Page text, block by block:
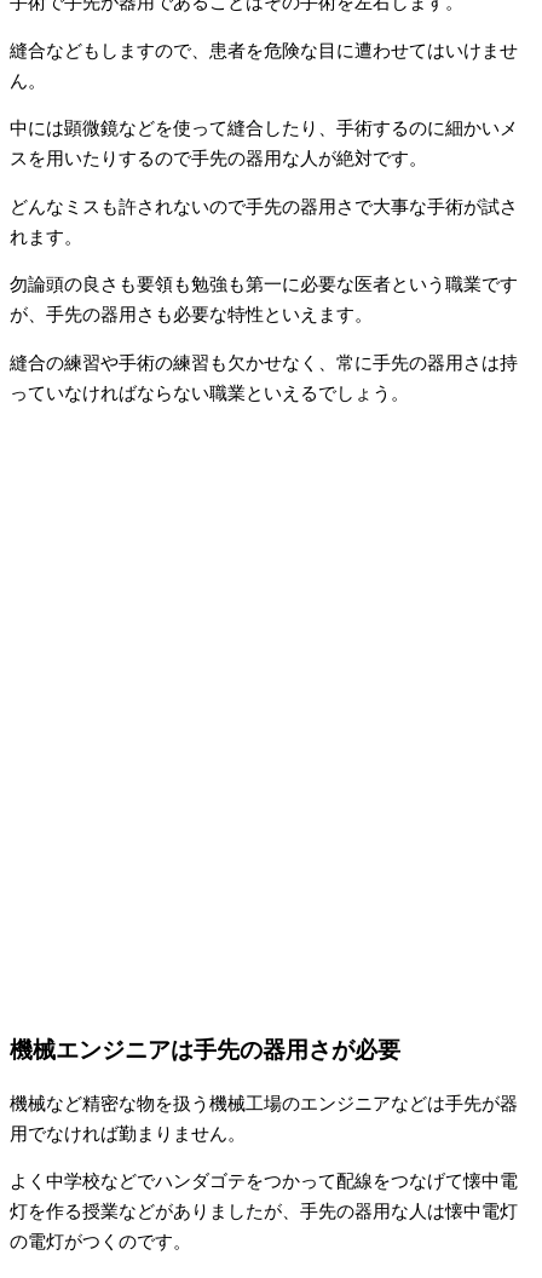
縫合などもしますので、患者を危険な目に遭わせてはいけませ
ん。
中には顕微鏡などを使って縫合したり、手術するのに細かいメ
スを用いたりするので手先の器用な人が絶対です。
どんなミスも許されないので手先の器用さで大事な手術が試さ
れます。
勿論頭の良さも要領も勉強も第一に必要な医者という職業です
が、手先の器用さも必要な特性といえます。
縫合の練習や手術の練習も欠かせなく、常に手先の器用さは持
っていなければならない職業といえるでしょう。
機械エンジニアは手先の器用さが必要
機械など精密な物を扱う機械工場のエンジニアなどは手先が器
用でなければ勤まりません。
よく中学校などでハンダゴテをつかって配線をつなげて懐中電
灯を作る授業などがありましたが、手先の器用な人は懐中電灯
の電灯がつくのです。